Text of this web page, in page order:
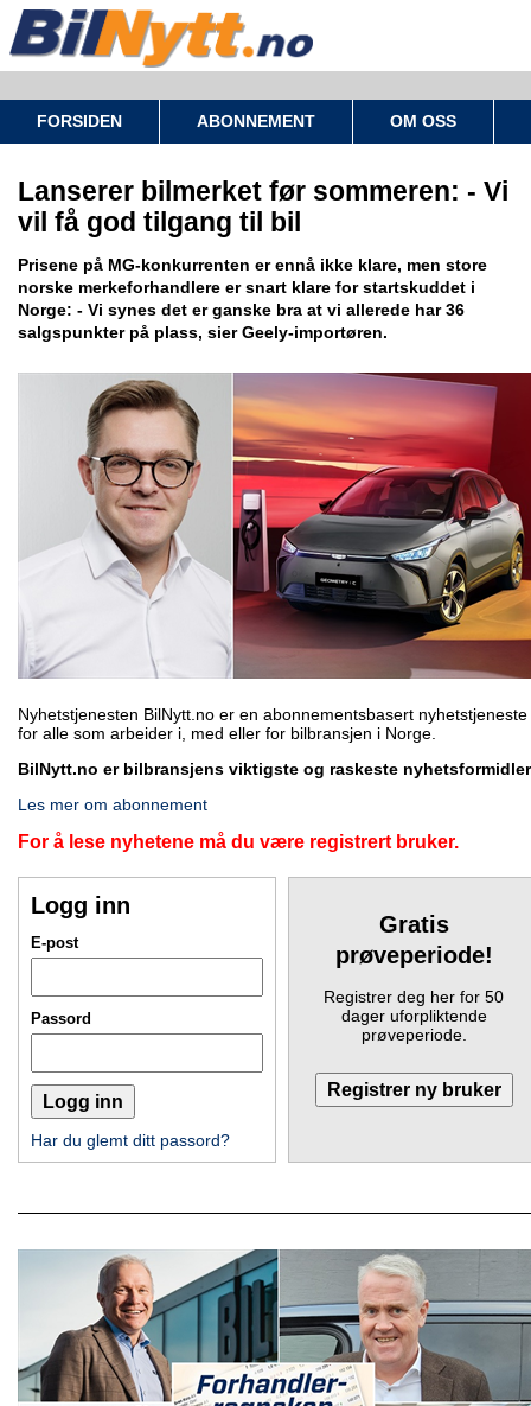
FORSIDEN ABONNEMENT OM OSS
Lanserer bilmerket før sommeren: - Vi
vil få god tilgang til bil
Prisene på MG-konkurrenten er ennå ikke klare, men store
norske merkeforhandlere er snart klare for startskuddet i
Norge: - Vi synes det er ganske bra at vi allerede har 36
salgspunkter på plass, sier Geely-importøren.
Nyhetstjenesten BilNytt.no er en abonnementsbasert nyhetstjeneste
for alle som arbeider i, med eller for bilbransjen i Norge.
BilNytt.no er bilbransjens viktigste og raskeste
Les mer om abonnement
For å lese nyhetene må du være registrert bruker.
Logg inn
E-post
Passord
Har du glemt ditt passord?
Gratis
prøveperiode!
Registrer deg her for 50
dager uforpliktende
prøveperiode.